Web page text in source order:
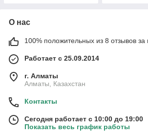
О нас
100% положительных из 8 отзывов за
Работает с 25.09.2014
г. Алматы
Алматы, Казахстан
Контакты
Сегодня работает с 10:00 до 19:00
Показать весь график работы